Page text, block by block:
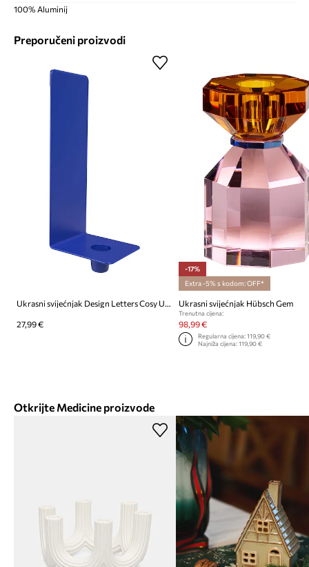
100% Aluminij
Preporučeni proizvodi
Ukrasni svijećnjak Design Letters Cosy Up Wall
27,99 €
-17%
Extra -5% s kodom: OFF*
Ukrasni svijećnjak Hübsch Gem
Trenutna cijena:
98,99 €
Regularna cijena: 119,90 €
Najniža cijena: 119,90 €
Otkrijte Medicine proizvode